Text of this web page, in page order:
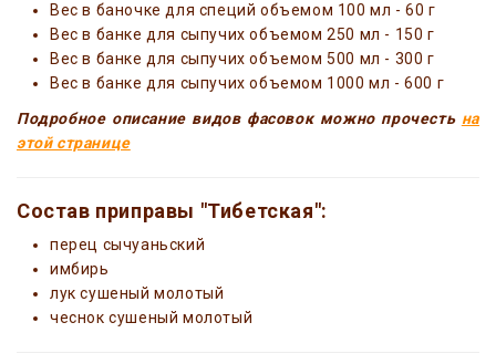
Вес в баночке для специй объемом 100 мл - 60 г
Вес в банке для сыпучих объемом 250 мл - 150 г
Вес в банке для сыпучих объемом 500 мл - 300 г
Вес в банке для сыпучих объемом 1000 мл - 600 г
Подробное описание видов фасовок можно прочесть на
этой странице
Состав приправы "Тибетская":
перец сычуаньский
имбирь
лук сушеный молотый
чеснок сушеный молотый